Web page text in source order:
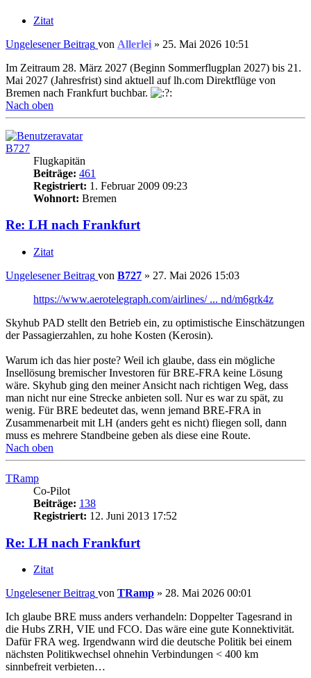
Zitat
Ungelesener Beitrag von Allerlei » 25. Mai 2026 10:51
Im Zeitraum 28. März 2027 (Beginn Sommerflugplan 2027) bis 21.
Mai 2027 (Jahresfrist) sind aktuell auf lh.com Direktflüge von
Bremen nach Frankfurt buchbar.
Nach oben
B727
Flugkapitän
Beiträge: 461
Registriert: 1. Februar 2009 09:23
Wohnort: Bremen
Re: LH nach Frankfurt
Zitat
Ungelesener Beitrag von B727 » 27. Mai 2026 15:03
https://www.aerotelegraph.com/airlines/ ... nd/m6grk4z
Skyhub PAD stellt den Betrieb ein, zu optimistische Einschätzungen
der Passagierzahlen, zu hohe Kosten (Kerosin).
Warum ich das hier poste? Weil ich glaube, dass ein mögliche
Insellösung bremischer Investoren für BRE-FRA keine Lösung
wäre. Skyhub ging den meiner Ansicht nach richtigen Weg, dass
man nicht nur eine Strecke anbieten soll. Nur es war zu spät, zu
wenig. Für BRE bedeutet das, wenn jemand BRE-FRA in
Zusammenarbeit mit LH (anders geht es nicht) fliegen soll, dann
muss es mehrere Standbeine geben als diese eine Route.
Nach oben
TRamp
Co-Pilot
Beiträge: 138
Registriert: 12. Juni 2013 17:52
Re: LH nach Frankfurt
Zitat
Ungelesener Beitrag von TRamp » 28. Mai 2026 00:01
Ich glaube BRE muss anders verhandeln: Doppelter Tagesrand in
die Hubs ZRH, VIE und FCO. Das wäre eine gute Konnektivität.
Dafür FRA weg. Irgendwann wird die deutsche Politik bei einem
nächsten Politikwechsel ohnehin Verbindungen < 400 km
sinnbefreit verbieten…